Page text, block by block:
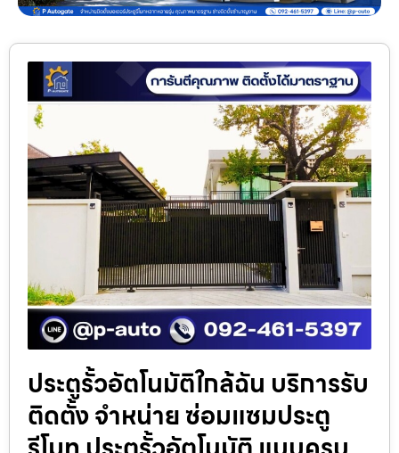
ประตูรั้วอัตโนมัติใกล้ฉัน บริการรับ
ติดตั้ง จำหน่าย ซ่อมแซมประตู